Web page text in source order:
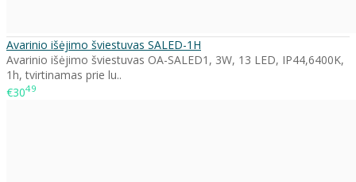
Avarinio išėjimo šviestuvas SALED-1H
Avarinio išėjimo šviestuvas OA-SALED1, 3W, 13 LED, IP44,6400K,
1h, tvirtinamas prie lu..
€3049